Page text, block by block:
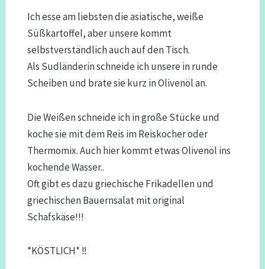
Ich esse am liebsten die asiatische, weiße
Süßkartoffel, aber unsere kommt
selbstverständlich auch auf den Tisch.
Als Sudländerin schneide ich unsere in runde
Scheiben und brate sie kurz in Olivenöl an.
Die Weißen schneide ich in große Stücke und
koche sie mit dem Reis im Reiskocher oder
Thermomix. Auch hier kommt etwas Olivenöl ins
kochende Wasser..
Oft gibt es dazu griechische Frikadellen und
griechischen Bauernsalat mit original
Schafskäse!!!
*KÖSTLICH* ‼️